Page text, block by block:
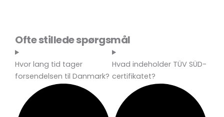
Ofte stillede spørgsmål
Hvor lang tid tager
forsendelsen til Danmark?
Hvad indeholder TÜV SÜD-
certifikatet?